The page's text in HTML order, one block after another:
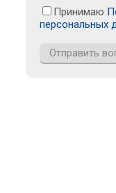
Принимаю
персональных